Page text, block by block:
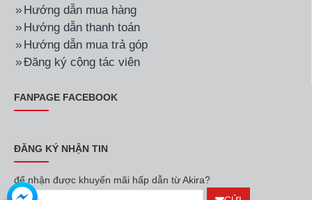
Hướng dẫn mua hàng
Hướng dẫn thanh toán
Hướng dẫn mua trả góp
Đăng ký cộng tác viên
FANPAGE FACEBOOK
ĐĂNG KÝ NHẬN TIN
để nhận được khuyến mãi hấp dẫn từ Akira?